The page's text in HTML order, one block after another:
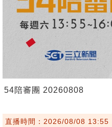
54陪審團 20260808
直播時間：2026/08/08 13:55